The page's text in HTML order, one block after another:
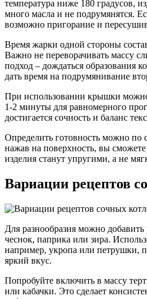
температура ниже 180 градусов,
много масла и не подрумянятся.
возможно пригорание и
Время жарки одной стороны
Важно не переворачивать массу
подход – дождаться образования
дать время на подрумянивание
При использовании крышки
1-2 минуты для равномерного
достигается сочность и баланс
Определить готовность можно по
нажав на поверхность, вы сможете
изделия станут упругими, а не
Вариации рецептов
Для разнообразия можно
чеснок, паприка или зира.
например, укропа или петрушки,
яркий вкус.
Попробуйте включить в массу
или кабачки. Это сделает